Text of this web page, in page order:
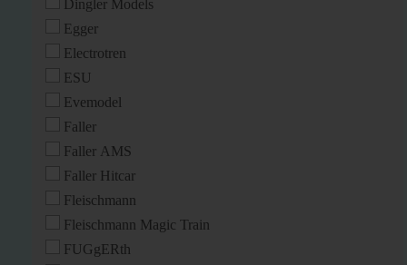
Dingler Models
Egger
Electrotren
ESU
Evemodel
Faller
Faller AMS
Faller Hitcar
Fleischmann
Fleischmann Magic Train
FUGgERth